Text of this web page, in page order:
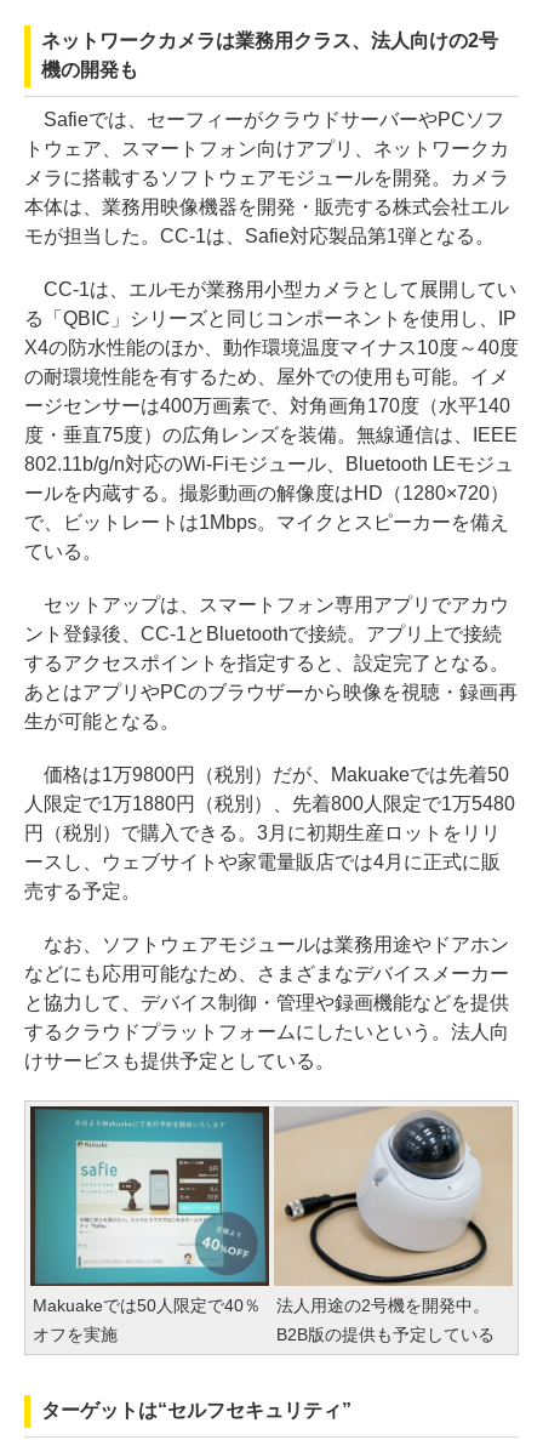
ネットワークカメラは業務用クラス、法人向けの2号
機の開発も
Safieでは、セーフィーがクラウドサーバーやPCソフ
トウェア、スマートフォン向けアプリ、ネットワークカ
メラに搭載するソフトウェアモジュールを開発。カメラ
本体は、業務用映像機器を開発・販売する株式会社エル
モが担当した。CC-1は、Safie対応製品第1弾となる。
CC-1は、エルモが業務用小型カメラとして展開してい
る「QBIC」シリーズと同じコンポーネントを使用し、IP
X4の防水性能のほか、動作環境温度マイナス10度～40度
の耐環境性能を有するため、屋外での使用も可能。イメ
ージセンサーは400万画素で、対角画角170度（水平140
度・垂直75度）の広角レンズを装備。無線通信は、IEEE
802.11b/g/n対応のWi-Fiモジュール、Bluetooth LEモジュ
ールを内蔵する。撮影動画の解像度はHD（1280×720）
で、ビットレートは1Mbps。マイクとスピーカーを備え
ている。
セットアップは、スマートフォン専用アプリでアカウ
ント登録後、CC-1とBluetoothで接続。アプリ上で接続
するアクセスポイントを指定すると、設定完了となる。
あとはアプリやPCのブラウザーから映像を視聴・録画再
生が可能となる。
価格は1万9800円（税別）だが、Makuakeでは先着50
人限定で1万1880円（税別）、先着800人限定で1万5480
円（税別）で購入できる。3月に初期生産ロットをリリ
ースし、ウェブサイトや家電量販店では4月に正式に販
売する予定。
なお、ソフトウェアモジュールは業務用途やドアホン
などにも応用可能なため、さまざまなデバイスメーカー
と協力して、デバイス制御・管理や録画機能などを提供
するクラウドプラットフォームにしたいという。法人向
けサービスも提供予定としている。
Makuakeでは50人限定で40％
オフを実施
法人用途の2号機を開発中。
B2B版の提供も予定している
ターゲットは“セルフセキュリティ”